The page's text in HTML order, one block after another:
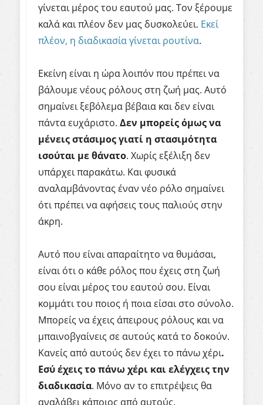
γίνεται μέρος του εαυτού μας. Τον ξέρουμε
καλά και πλέον δεν μας δυσκολεύει. Εκεί
πλέον, η διαδικασία γίνεται ρουτίνα.
Εκείνη είναι η ώρα λοιπόν που πρέπει να
βάλουμε νέους ρόλους στη ζωή μας. Αυτό
σημαίνει ξεβόλεμα βέβαια και δεν είναι
πάντα ευχάριστο. Δεν μπορείς όμως να
μένεις στάσιμος γιατί η στασιμότητα
ισούται με θάνατο. Χωρίς εξέλιξη δεν
υπάρχει παρακάτω. Και φυσικά
αναλαμβάνοντας έναν νέο ρόλο σημαίνει
ότι πρέπει να αφήσεις τους παλιούς στην
άκρη.
Αυτό που είναι απαραίτητο να θυμάσαι,
είναι ότι ο κάθε ρόλος που έχεις στη ζωή
σου είναι μέρος του εαυτού σου. Είναι
κομμάτι του ποιος ή ποια είσαι στο σύνολο.
Μπορείς να έχεις άπειρους ρόλους και να
μπαινοβγαίνεις σε αυτούς κατά το δοκούν.
Κανείς από αυτούς δεν έχει το πάνω χέρι.
Εσύ έχεις το πάνω χέρι και ελέγχεις την
διαδικασία. Μόνο αν το επιτρέψεις θα
αναλάβει κάποιος από αυτούς.